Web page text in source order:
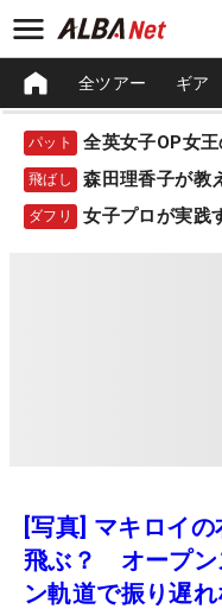
全ツアー ギア
パット 全英女子OP女
飛ばし 森田理香子が教
ダフリ 女子プロが実践
[写真] マキロイ
飛ぶ？ オープン
ン軌道で振り遅れ